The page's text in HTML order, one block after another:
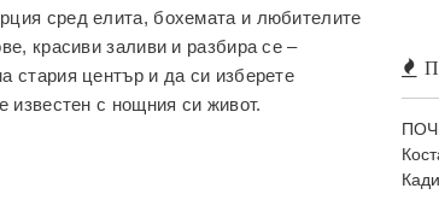
сред елита, бохемата и любителите
красиви заливи и разбира се –
стария център и да си изберете
известен с нощния си живот.